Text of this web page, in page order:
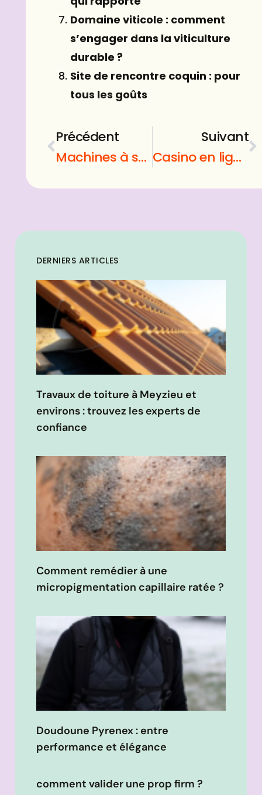
Domaine viticole : comment
s’engager dans la viticulture
durable ?
Site de rencontre coquin : pour
tous les goûts
Précédent
Machines à sous : jouez aux jeux de casino en vous amusant
Suivant
Casino en ligne : un jeu facile d’accès
DERNIERS ARTICLES
Travaux de toiture à Meyzieu et
environs : trouvez les experts de
confiance
Comment remédier à une
micropigmentation capillaire ratée ?
Doudoune Pyrenex : entre
performance et élégance
comment valider une prop firm ?